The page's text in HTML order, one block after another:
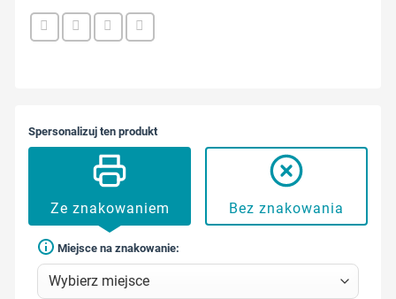
Spersonalizuj ten produkt
Ze znakowaniem Bez znakowania
Miejsce na znakowanie: